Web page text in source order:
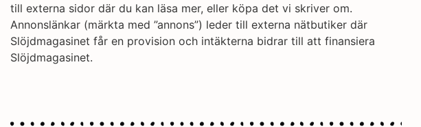
till externa sidor där du kan läsa mer, eller köpa det vi skriver om.
Annonslänkar (märkta med ”annons”) leder till externa nätbutiker där
Slöjdmagasinet får en provision och intäkterna bidrar till att finansiera
Slöjdmagasinet.